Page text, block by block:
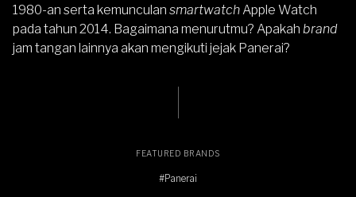
1980-an serta kemunculan smartwatchApple Watch
pada tahun 2014. Bagaimana menurutmu? Apakah brand
jam tangan lainnya akan mengikuti jejak Panerai?
FEATURED BRANDS
#Panerai